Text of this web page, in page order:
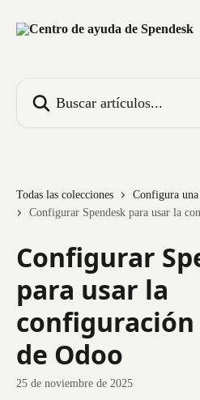
Todas las colecciones Configura
Configurar Spendesk para usar la
Configurar
para usar la
de Odoo
25 de noviembre de 2025